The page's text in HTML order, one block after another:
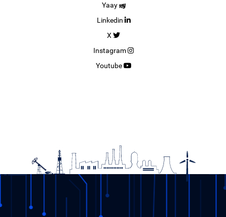
Yaay
Linkedin
X
Instagram
Youtube